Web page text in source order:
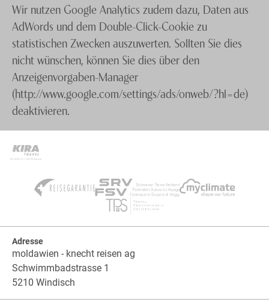
Wir nutzen Google Analytics zudem dazu, Daten aus
AdWords und dem Double-Click-Cookie zu
statistischen Zwecken auszuwerten. Sollten Sie dies
nicht wünschen, können Sie dies über den
Anzeigenvorgaben-Manager
(http://www.google.com/settings/ads/onweb/?hl=de)
deaktivieren.
Adresse
moldawien - knecht reisen ag
Schwimmbadstrasse 1
5210 Windisch